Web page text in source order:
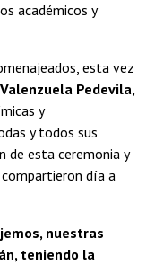
académicos y
esta vez
Pedevila,
y
y todos sus
de esta ceremonia y
día a
nuestras
teniendo la